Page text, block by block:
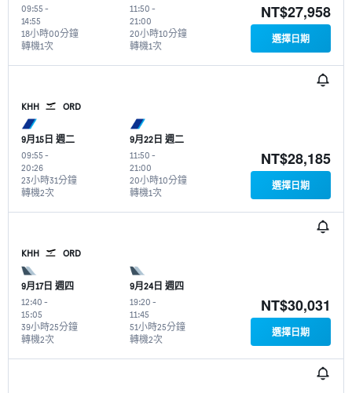
09:55 -
14:55
轉機1次
18小時00分鐘
11:50 -
21:00
轉機1次
20小時10分鐘
NT$27,958
選擇日期
KHH ORD
9月15日 週二
09:55 -
20:26
轉機2次
23小時31分鐘
9月22日 週二
11:50 -
21:00
轉機1次
20小時10分鐘
NT$28,185
選擇日期
KHH ORD
9月17日 週四
12:40 -
15:05
轉機2次
39小時25分鐘
9月24日 週四
19:20 -
11:45
轉機2次
51小時25分鐘
NT$30,031
選擇日期